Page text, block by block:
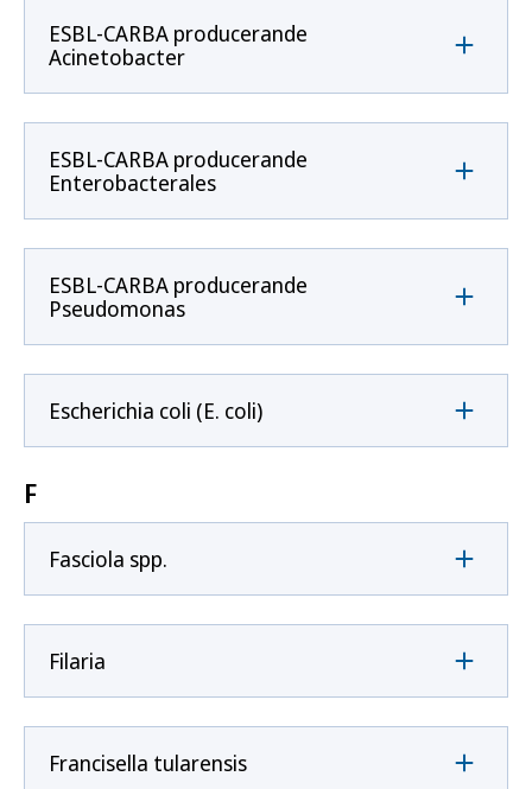
ESBL-CARBA producerande
Acinetobacter
ESBL-CARBA producerande
Enterobacterales
ESBL-CARBA producerande
Pseudomonas
Escherichia coli (E. coli)
F
Fasciola spp.
Filaria
Francisella tularensis